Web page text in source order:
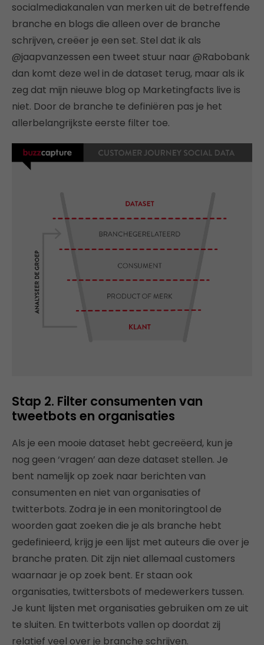
socialmediakanalen van merken uit de betreffende
branche en blogs die alleen over de branche
schrijven, creëer je een set. Stel dat ik als
@jaapvanzessen een tweet stuur naar @Rabobank
dan komt deze wel in de dataset terug, maar als ik
zeg dat mijn nieuwe blog op Marketingfacts live is
niet. Door de branche te definiëren pas je het
allerbelangrijkste eerste filter toe.
Stap 2. Filter consumenten van
tweetbots en organisaties
Als je een mooie dataset hebt gecreëerd, kun je
nog geen ‘vragen’ aan deze dataset stellen. Je
bent namelijk op zoek naar berichten van
consumenten en niet van organisaties of
twitterbots. Zodra je in een monitoringtool de
woorden gaat zoeken die je als branche hebt
gedefinieerd, krijg je een lijst met auteurs die over je
branche praten. Dit zijn niet allemaal customers
waarnaar je op zoek bent. Er staan ook
organisaties, twittersbots of medewerkers tussen.
Je kunt lijsten met organisaties gebruiken om ze uit
te sluiten. En twitterbots vallen op doordat zij
relatief veel over je branche schrijven.